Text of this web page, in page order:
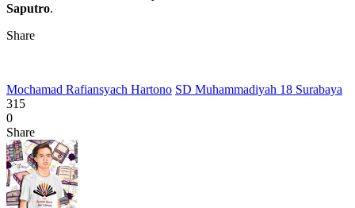
Saputro.
Share
Mochamad Rafiansyach Hartono SD Muhammadiyah 18 Surabaya
315
0
Share